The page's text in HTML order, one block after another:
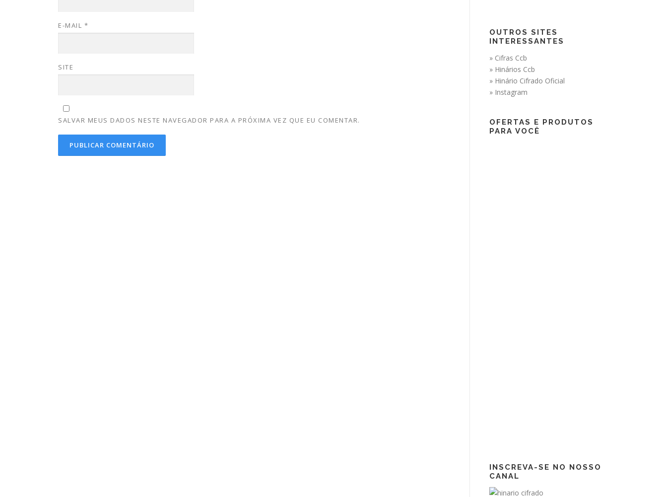
E-MAIL *
SITE
SALVAR MEUS DADOS NESTE NAVEGADOR PARA A PRÓXIMA VEZ QUE EU COMENTAR.
OUTROS SITES
INTERESSANTES
» Cifras Ccb
» Hinários Ccb
» Hinário Cifrado Oficial
» Instagram
OFERTAS E PRODUTOS
PARA VOCÊ
INSCREVA-SE NO NOSSO
CANAL